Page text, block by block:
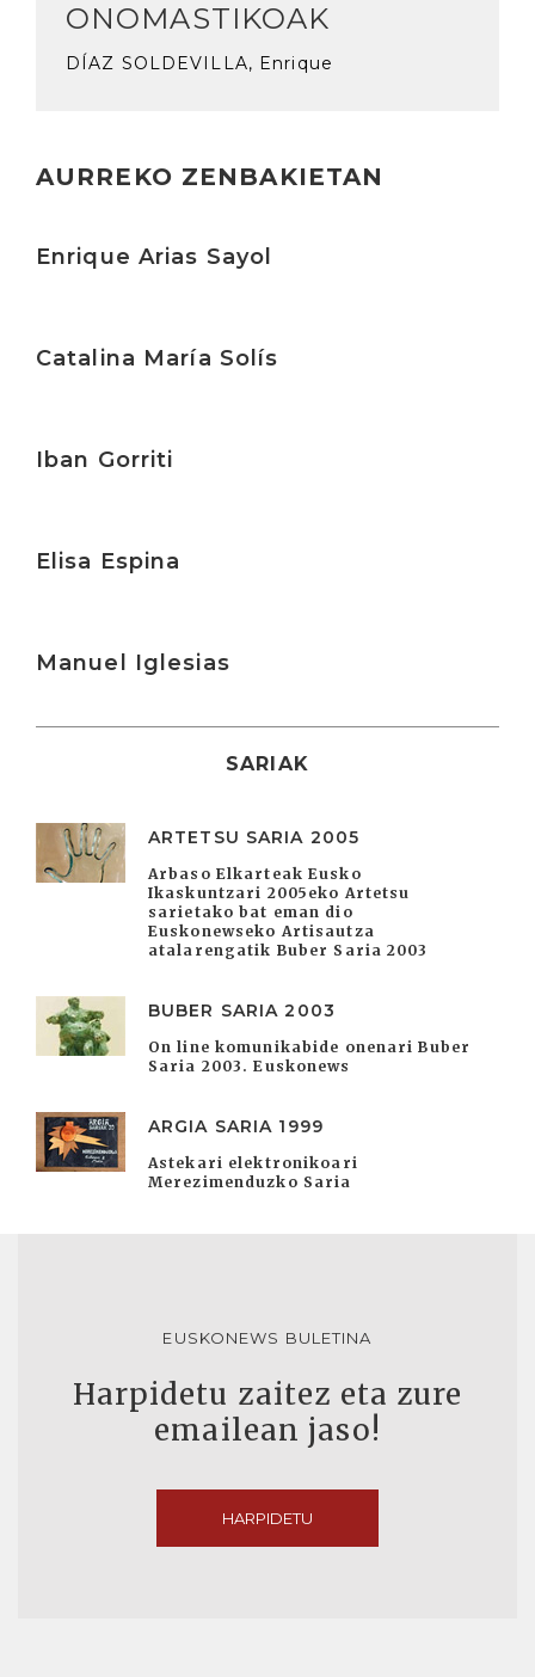
ONOMASTIKOAK
DÍAZ SOLDEVILLA, Enrique
AURREKO ZENBAKIETAN
Enrique Arias Sayol
Catalina María Solís
Iban Gorriti
Elisa Espina
Manuel Iglesias
SARIAK
ARTETSU SARIA 2005
Arbaso Elkarteak Eusko
Ikaskuntzari 2005eko Artetsu
sarietako bat eman dio
Euskonewseko Artisautza
atalarengatik Buber Saria 2003
BUBER SARIA 2003
On line komunikabide onenari Buber
Saria 2003. Euskonews
ARGIA SARIA 1999
Astekari elektronikoari
Merezimenduzko Saria
EUSKONEWS BULETINA
Harpidetu zaitez eta zure
emailean jaso!
HARPIDETU